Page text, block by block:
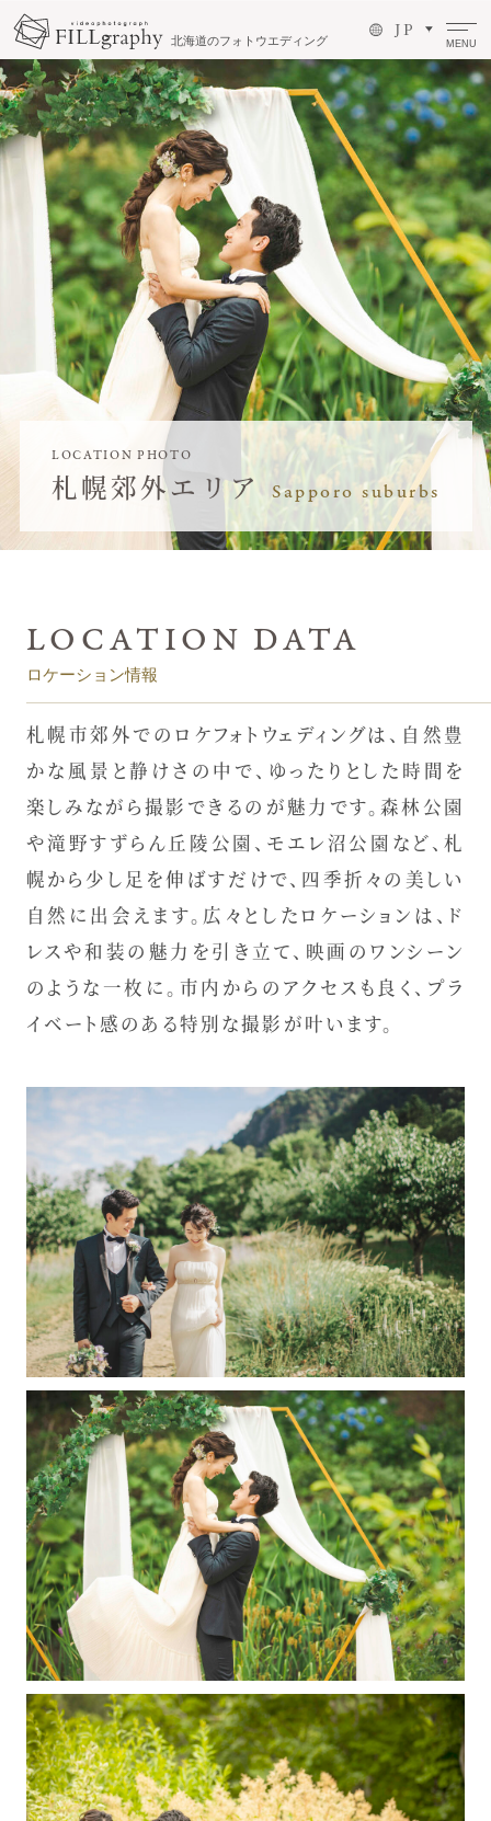
北海道のフォトウエディング
J P
MENU
LOCATION PHOTO
札幌郊外エリア
ロケーション情報
札幌市郊外でのロケフォトウェディングは、自然豊
かな風景と静けさの中で、ゆったりとした時間を
楽しみながら撮影できるのが魅力です。森林公園
や滝野すずらん丘陵公園、モエレ沼公園など、札
幌から少し足を伸ばすだけで、四季折々の美しい
自然に出会えます。広々としたロケーションは、ド
レスや和装の魅力を引き立て、映画のワンシーン
のような一枚に。市内からのアクセスも良く、プラ
イベート感のある特別な撮影が叶います。